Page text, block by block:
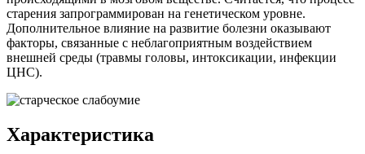
старения запрограммирован на генетическом уровне.
Дополнительное влияние на развитие болезни оказывают
факторы, связанные с неблагоприятным воздействием
внешней среды (травмы головы, интоксикации, инфекции
ЦНС).
Характеристика